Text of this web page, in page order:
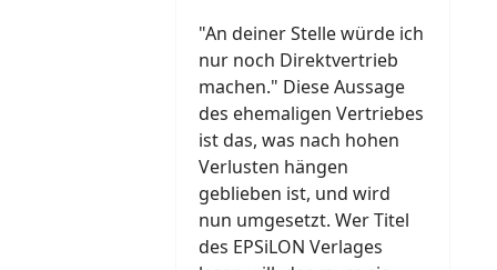
"An deiner Stelle würde ich
nur noch Direktvertrieb
machen." Diese Aussage
des ehemaligen Vertriebes
ist das, was nach hohen
Verlusten hängen
geblieben ist, und wird
nun umgesetzt. Wer Titel
des EPSiLON Verlages